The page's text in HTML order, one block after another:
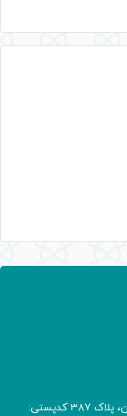
آدرس: پسـتی تهران، خیابان طالقانی، میدان فلسطین، پلاک 387 کدپستی: